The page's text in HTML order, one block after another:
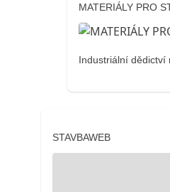
MATERIÁLY PRO
Industriální dědictví
STAVBAWEB